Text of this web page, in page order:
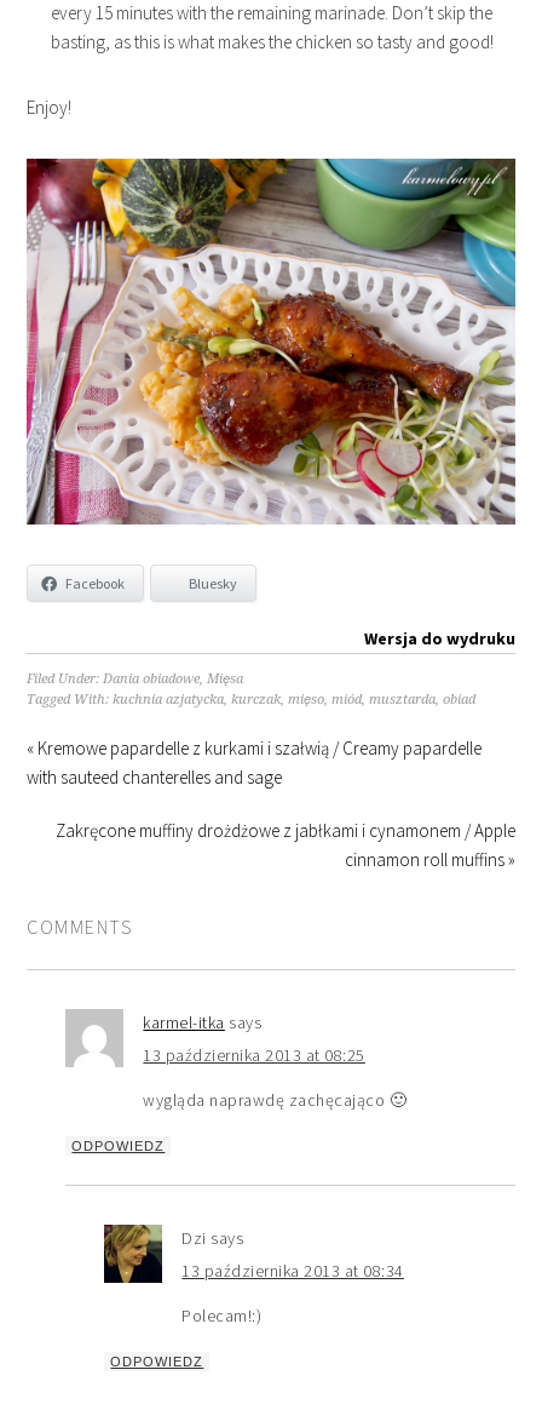
every 15 minutes with the remaining marinade. Don’t skip the
basting, as this is what makes the chicken so tasty and good!
Enjoy!
Facebook Bluesky
Wersja do wydruku
Filed Under:Dania obiadowe,Mięsa
Tagged With:kuchnia azjatycka,kurczak,mięso,miód,musztarda,obiad
« Kremowe papardelle z kurkami i szałwią / Creamy papardelle
with sauteed chanterelles and sage
Zakręcone muffiny drożdżowe z jabłkami i cynamonem / Apple
cinnamon roll muffins »
COMMENTS
karmel-itka says
13 października 2013 at 08:25
wygląda naprawdę zachęcająco 🙂
ODPOWIEDZ
Dzi says
13 października 2013 at 08:34
Polecam!:)
ODPOWIEDZ